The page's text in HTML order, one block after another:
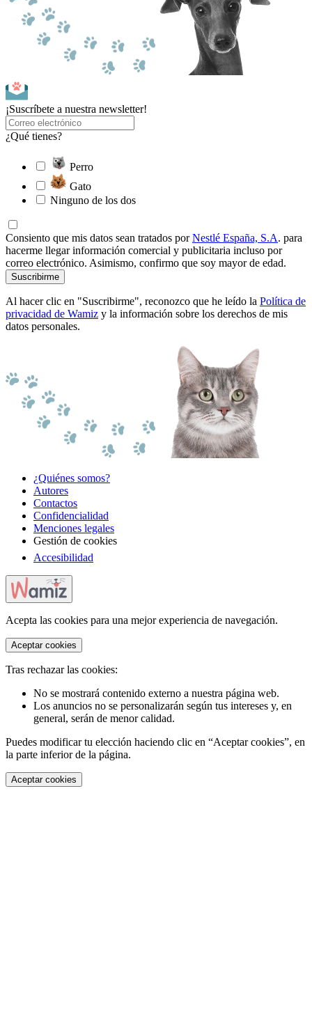
¡Suscríbete a nuestra newsletter!
¿Qué tienes?
Perro
Gato
Ninguno de los dos
Consiento que mis datos sean tratados porNestlé España, S.A. para
hacerme llegar información comercial y publicitaria incluso por
correo electrónico. Asimismo, confirmo que soy mayor de edad.
Suscribirme
Al hacer clic en "Suscribirme", reconozco que he leído la Política de
privacidad de Wamiz y la información sobre los derechos de mis
datos personales.
¿Quiénes somos?
Autores
Contactos
Confidencialidad
Menciones legales
Gestión de cookies
Accesibilidad
Acepta las cookies para una mejor experiencia de navegación.
Aceptar cookies
Tras rechazar las cookies:
No se mostrará contenido externo a nuestra página web.
Los anuncios no se personalizarán según tus intereses y, en
general, serán de menor calidad.
Puedes modificar tu elección haciendo clic en “Aceptar cookies”, en
la parte inferior de la página.
Aceptar cookies